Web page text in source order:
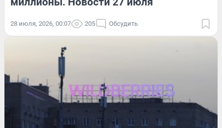
28 июля, 2026, 00:07 205 Обсудить